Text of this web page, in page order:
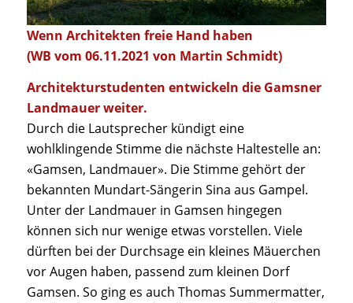
Wenn Architekten freie Hand haben
(WB vom 06.11.2021 von Martin Schmidt)
Architekturstudenten entwickeln die Gamsner
Landmauer weiter.
Durch die Lautsprecher kündigt eine
wohlklingende Stimme die nächste Haltestelle an:
«Gamsen, Landmauer». Die Stimme gehört der
bekannten Mundart-Sängerin Sina aus Gampel.
Unter der Landmauer in Gamsen hingegen
können sich nur wenige etwas vorstellen. Viele
dürften bei der Durchsage ein kleines Mäuerchen
vor Augen haben, passend zum kleinen Dorf
Gamsen. So ging es auch Thomas Summermatter,